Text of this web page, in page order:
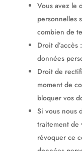
Vous avez le
personnelles
combien de
Droit d’accès
données
Droit de
moment de
bloquer vos
Si vous nous
traitement de
révoquer ce